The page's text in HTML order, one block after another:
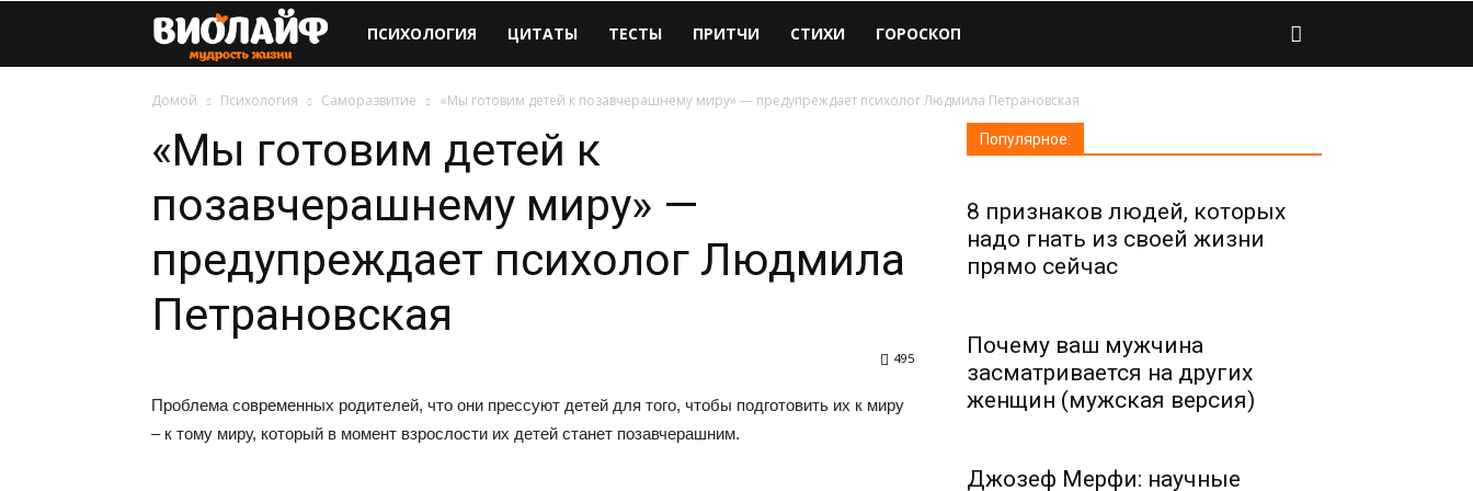
Виолайф
ПСИХОЛОГИЯ ЦИТАТЫ ТЕСТЫ ПРИТЧИ СТИХИ ГОРОСКОП
Домой Психология Саморазвитие «Мы готовим детей к позавчерашнему миру» — предупреждает психолог Людмила Петрановская
«Мы готовим детей к
позавчерашнему миру» —
предупреждает психолог Людмила
Петрановская
495
Проблема современных родителей, что они прессуют детей для того, чтобы подготовить их к миру
– к тому миру, который в момент взрослости их детей станет позавчерашним.
Популярное:
8 признаков людей, которых
надо гнать из своей жизни
прямо сейчас
Почему ваш мужчина
засматривается на других
женщин (мужская версия)
Джозеф Мерфи: научные